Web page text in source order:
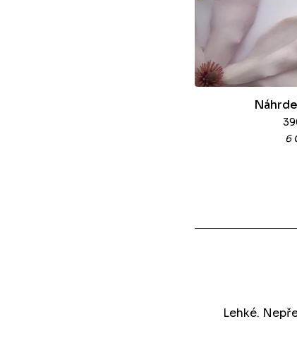
6
Lehké.